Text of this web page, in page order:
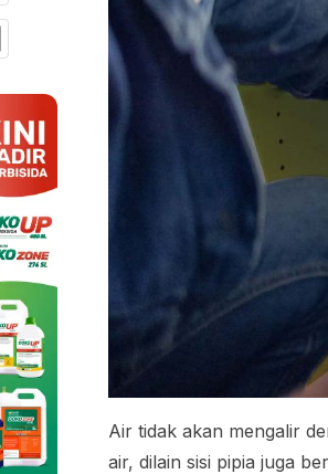
Air tidak akan mengalir
air, dilain sisi pipia juga